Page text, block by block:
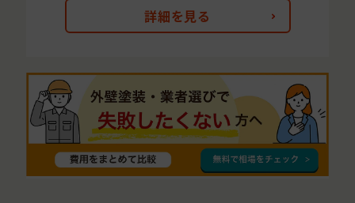
詳細を見る